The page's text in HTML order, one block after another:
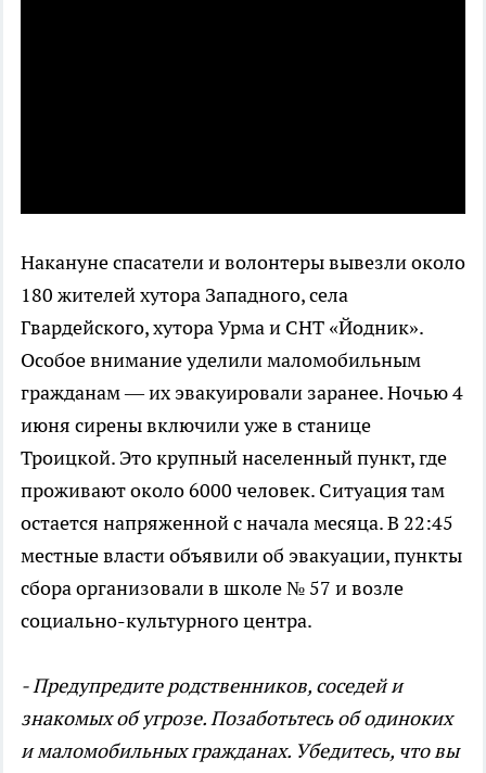
Накануне спасатели и волонтеры вывезли около
180 жителей хутора Западного, села
Гвардейского, хутора Урма и СНТ «Йодник».
Особое внимание уделили маломобильным
гражданам — их эвакуировали заранее. Ночью 4
июня сирены включили уже в станице
Троицкой. Это крупный населенный пункт, где
проживают около 6000 человек. Ситуация там
остается напряженной с начала месяца. В 22:45
местные власти объявили об эвакуации, пункты
сбора организовали в школе № 57 и возле
социально-культурного центра.
- Предупредите родственников, соседей и
знакомых об угрозе. Позаботьтесь об одиноких
и маломобильных гражданах. Убедитесь, что вы